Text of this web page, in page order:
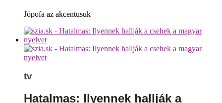
Jópofa az akcentusuk
tv
Hatalmas: Ilyennek hallják a